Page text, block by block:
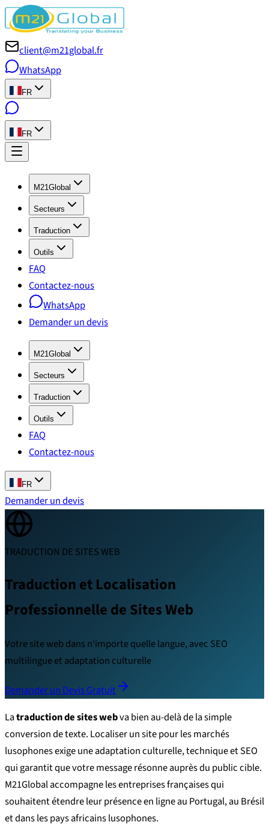
client@m21global.fr
WhatsApp
FR
FR
M21Global
Secteurs
Traduction
Outils
FAQ
Contactez-nous
WhatsApp
Demander un devis
M21Global
Secteurs
Traduction
Outils
FAQ
Contactez-nous
FR
Demander un devis
TRADUCTION DE SITES WEB
Traduction et Localisation
Professionnelle de Sites Web
Votre site web dans n'importe quelle langue, avec SEO
multilingue et adaptation culturelle
Demander un Devis Gratuit
Latraduction de sites webva bien au-delà de la simple
conversion de texte. Localiser un site pour les marchés
lusophones exige une adaptation culturelle, technique et SEO
qui garantit que votre message résonne auprès du public cible.
M21Global accompagne les entreprises françaises qui
souhaitent étendre leur présence en ligne au Portugal, au Brésil
et dans les pays africains lusophones.